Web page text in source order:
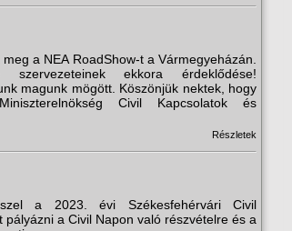
a NEA RoadShow-t a Vármegyeházán.
ekkora érdeklődése!
magunk mögött. Köszönjük nektek, hogy
Civil Kapcsolatok és
Részletek
a 2023. évi Székesfehérvári Civil
a Civil Napon való részvételre és a